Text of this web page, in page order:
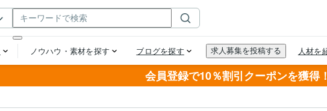
会員登録で10％割引クーポンを獲得！